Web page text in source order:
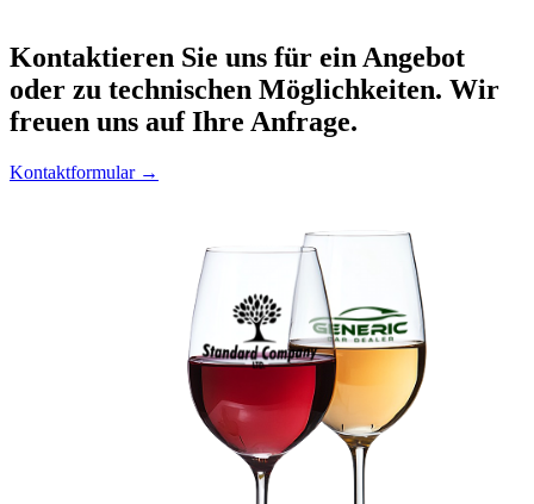
Kontaktieren Sie uns für ein Angebot
oder zu technischen Möglichkeiten. Wir
freuen uns auf Ihre Anfrage.
Kontaktformular →